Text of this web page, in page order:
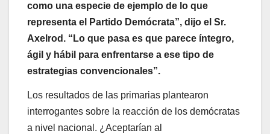
como una especie de ejemplo de lo que
representa el Partido Demócrata”, dijo el Sr.
Axelrod. “Lo que pasa es que parece íntegro,
ágil y hábil para enfrentarse a ese tipo de
estrategias convencionales”.
Los resultados de las primarias plantearon
interrogantes sobre la reacción de los demócratas
a nivel nacional. ¿Aceptarían al